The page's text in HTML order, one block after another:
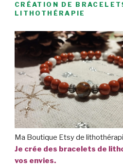
CRÉATION DE
LITHOTHÉRAPIE
Ma Boutique Etsy de
Je crée des bracelets de
vos envies.